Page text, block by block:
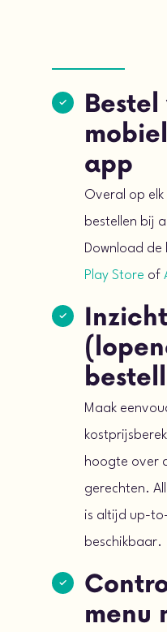
app
Overal op elk
bestellen bij
Download
Play Store of
Maak
hoogte over
gerechten.
is altijd up-
beschikbaar.
menu